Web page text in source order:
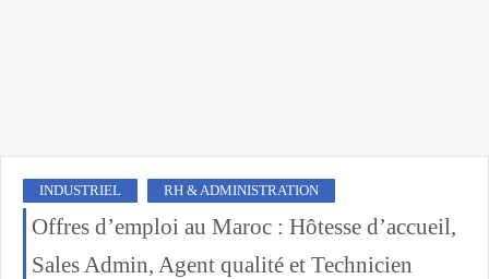
INDUSTRIEL RH & ADMINISTRATION
Offres d’emploi au Maroc : Hôtesse d’accueil,
Sales Admin, Agent qualité et Technicien